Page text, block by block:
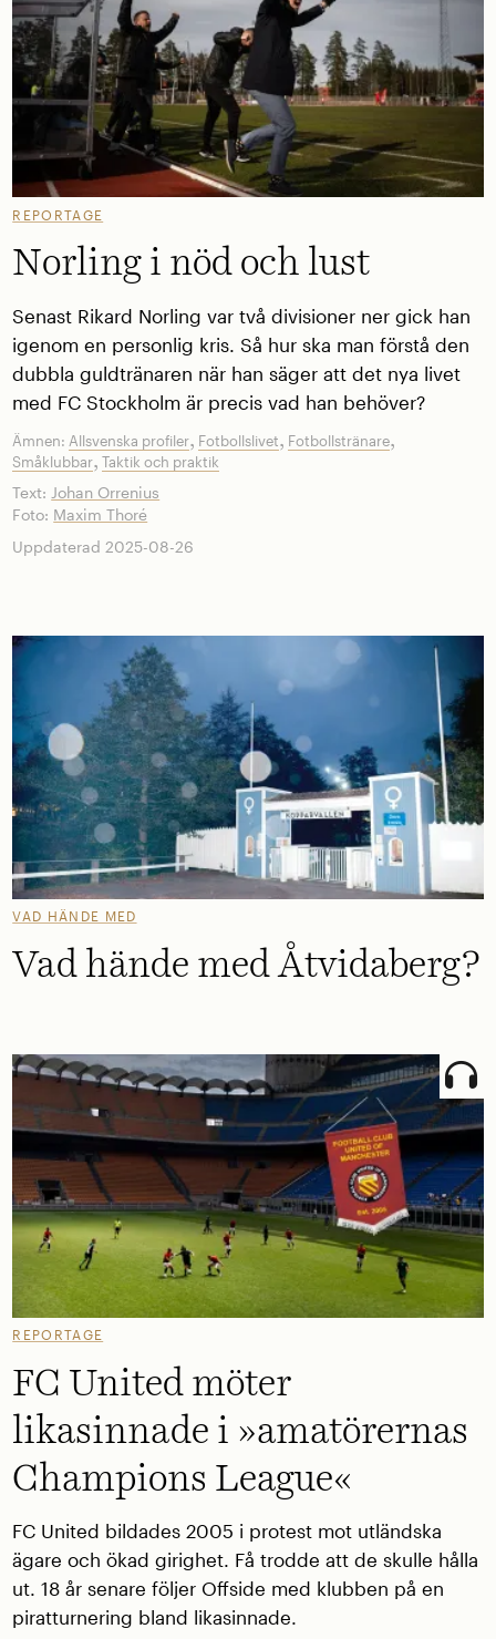
REPORTAGE
Norling i nöd och lust
Senast Rikard Norling var två divisioner ner gick han
igenom en personlig kris. Så hur ska man förstå den
dubbla guldtränaren när han säger att det nya livet
med FC Stockholm är precis vad han behöver?
Ämnen:Allsvenska profiler, Fotbollslivet, Fotbollstränare,
Småklubbar,Taktik och praktik
Text: Johan Orrenius
Foto: Maxim Thoré
Uppdaterad 2025-08-26
VAD HÄNDE MED
Vad hände med Åtvidaberg?
REPORTAGE
FC United möter
likasinnade i »amatörernas
Champions League«
FC United bildades 2005 i protest mot utländska
ägare och ökad girighet. Få trodde att de skulle hålla
ut. 18 år senare följer Offside med klubben på en
piratturnering bland ­likasinnade.